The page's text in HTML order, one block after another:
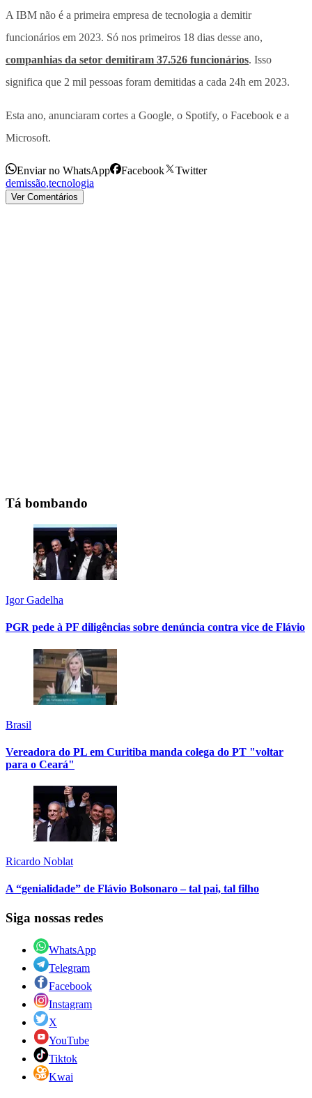
A IBM não é a primeira empresa de tecnologia a demitir
funcionários em 2023. Só nos primeiros 18 dias desse ano,
companhias da setor demitiram 37.526 funcionários. Isso
significa que 2 mil pessoas foram demitidas a cada 24h em 2023.
Esta ano, anunciaram cortes a Google, o Spotify, o Facebook e a
Microsoft.
Enviar no WhatsApp Facebook
Twitter
demissão,tecnologia
Ver Comentários
Tá bombando
Igor Gadelha
PGR pede à PF diligências sobre denúncia contra vice de Flávio
Brasil
Vereadora do PL em Curitiba manda colega do PT "voltar
para o Ceará"
Ricardo Noblat
A “genialidade” de Flávio Bolsonaro – tal pai, tal filho
Siga nossas redes
WhatsApp
Telegram
Facebook
Instagram
X
YouTube
Tiktok
Kwai